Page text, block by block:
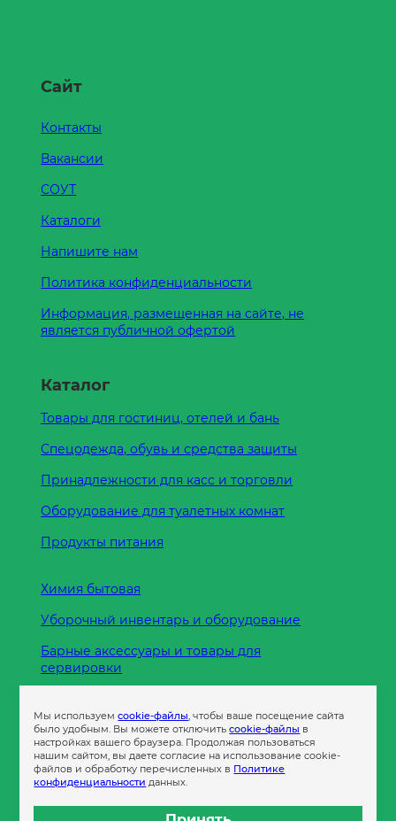
Сайт
Контакты
Вакансии
СОУТ
Каталоги
Напишите нам
Политика конфиденциальности
Информация, размещенная на сайте, не
является публичной офертой
Каталог
Товары для гостиниц, отелей и бань
Спецодежда, обувь и средства защиты
Принадлежности для касс и торговли
Оборудование для туалетных комнат
Продукты питания
Химия бытовая
Уборочный инвентарь и оборудование
Барные аксессуары и товары для
сервировки
Пленка
Пакеты и сумки
Контейнеры
Мы используемcookie-файлы, чтобы ваше посещение сайта
было удобным. Вы можете отключитьcookie-файлы в
настройках вашего браузера. Продолжая пользоваться
нашим сайтом, вы даете согласие на использование cookie-
файлов и обработку перечисленных в Политике
конфиденциальности данных.